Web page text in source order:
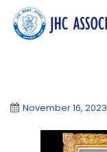
November 16, 2023